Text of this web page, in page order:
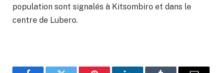
population sont signalés à Kitsombiro et dans le
centre de Lubero.